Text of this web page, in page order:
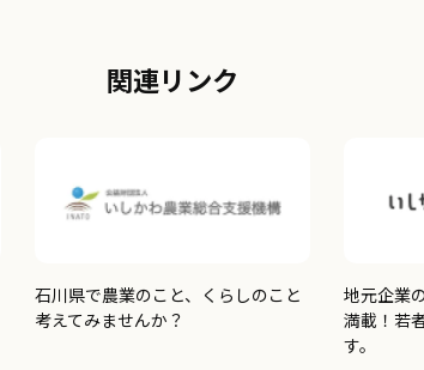
関連リンク
石川県で農業のこと、くらしのこと
考えてみませんか？
地元企業
満載！若
す。